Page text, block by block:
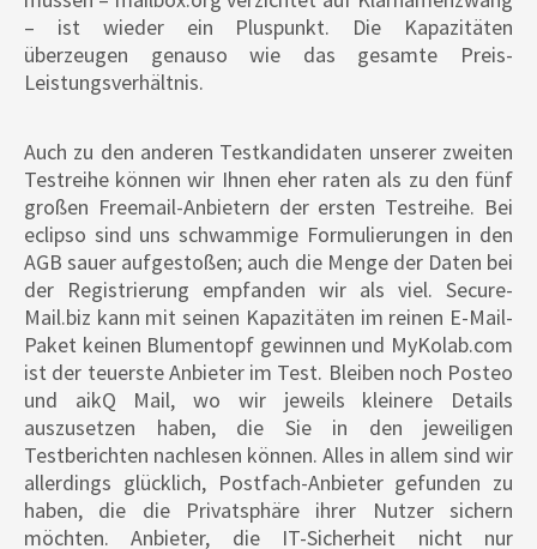
– ist wieder ein Pluspunkt. Die Kapazitäten
überzeugen genauso wie das gesamte Preis-
Leistungsverhältnis.
Auch zu den anderen Testkandidaten unserer zweiten
Testreihe können wir Ihnen eher raten als zu den fünf
großen Freemail-Anbietern der ersten Testreihe. Bei
eclipso sind uns schwammige Formulierungen in den
AGB sauer aufgestoßen; auch die Menge der Daten bei
der Registrierung empfanden wir als viel. Secure-
Mail.biz kann mit seinen Kapazitäten im reinen E-Mail-
Paket keinen Blumentopf gewinnen und MyKolab.com
ist der teuerste Anbieter im Test. Bleiben noch Posteo
und aikQ Mail, wo wir jeweils kleinere Details
auszusetzen haben, die Sie in den jeweiligen
Testberichten nachlesen können. Alles in allem sind wir
allerdings glücklich, Postfach-Anbieter gefunden zu
haben, die die Privatsphäre ihrer Nutzer sichern
möchten. Anbieter, die IT-Sicherheit nicht nur